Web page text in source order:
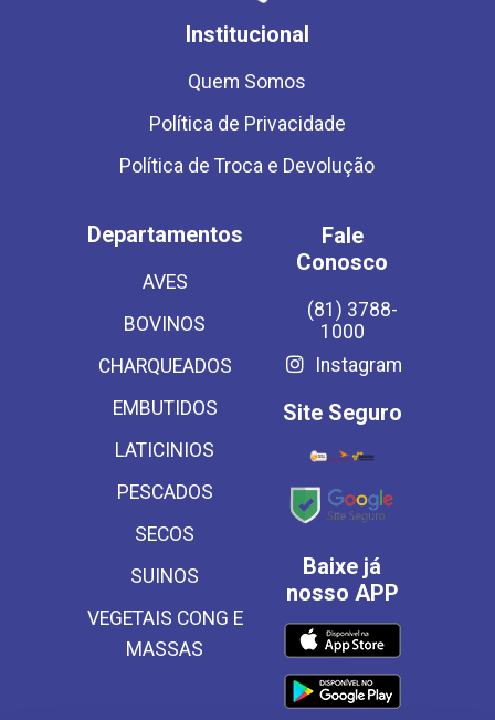
Institucional
Quem Somos
Política de Privacidade
Política de Troca e Devolução
Departamentos
AVES
BOVINOS
CHARQUEADOS
EMBUTIDOS
LATICINIOS
PESCADOS
SECOS
SUINOS
VEGETAIS CONG E
MASSAS
Fale
Conosco
(81) 3788-
1000
Instagram
Site Seguro
Baixe já
nosso APP